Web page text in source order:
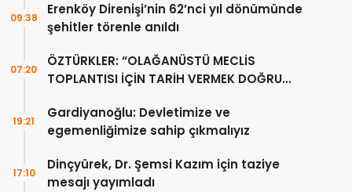
Erenköy Direnişi’nin 62’nci yıl dönümünde
şehitler törenle anıldı
09:38
ÖZTÜRKLER: “OLAĞANÜSTÜ MECLİS
TOPLANTISI İÇİN TARİH VERMEK DOĞRU
07:20
Gardiyanoğlu: Devletimize ve
egemenliğimize sahip çıkmalıyız
19:21
Dinçyürek, Dr. Şemsi Kazım için taziye
mesajı yayımladı
17:10